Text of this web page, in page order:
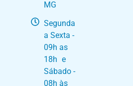
MG
Segunda
a Sexta -
09h as
18h e
Sábado -
08h às